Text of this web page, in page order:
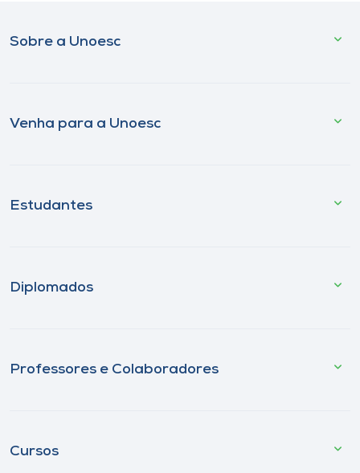
Sobre a Unoesc
Venha para a Unoesc
Estudantes
Diplomados
Professores e Colaboradores
Cursos